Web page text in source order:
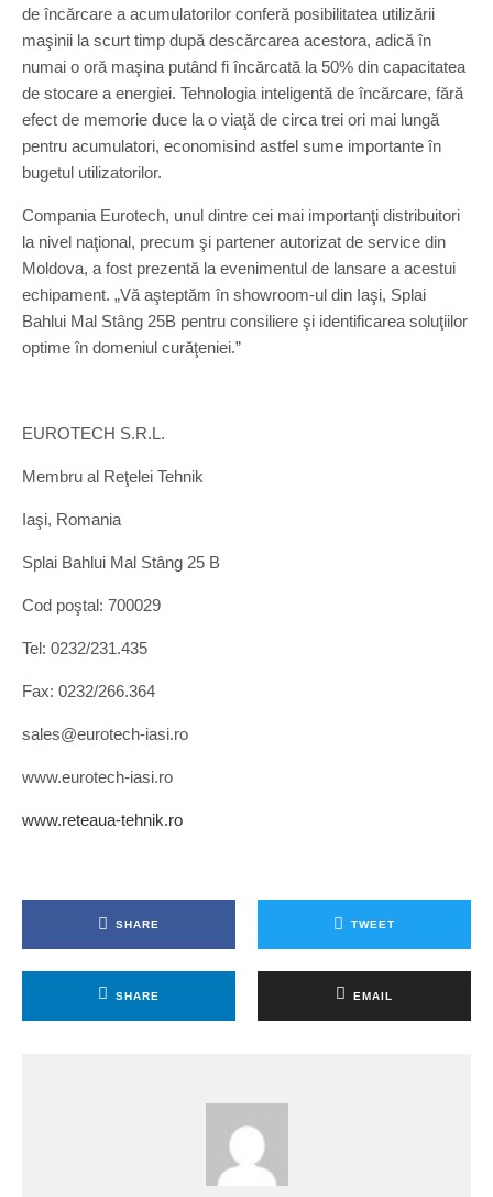
de încărcare a acumulatorilor conferă posibilitatea utilizării
maşinii la scurt timp după descărcarea acestora, adică în
numai o oră maşina putând fi încărcată la 50% din capacitatea
de stocare a energiei. Tehnologia inteligentă de încărcare, fără
efect de memorie duce la o viaţă de circa trei ori mai lungă
pentru acumulatori, economisind astfel sume importante în
bugetul utilizatorilor.
Compania Eurotech, unul dintre cei mai importanţi distribuitori
la nivel naţional, precum şi partener autorizat de service din
Moldova, a fost prezentă la evenimentul de lansare a acestui
echipament. „Vă aşteptăm în showroom-ul din Iaşi, Splai
Bahlui Mal Stâng 25B pentru consiliere şi identificarea soluţiilor
optime în domeniul curăţeniei.”
EUROTECH S.R.L.
Membru al Reţelei Tehnik
Iaşi, Romania
Splai Bahlui Mal Stâng 25 B
Cod poştal: 700029
Tel: 0232/231.435
Fax: 0232/266.364
sales@eurotech-iasi.ro
www.eurotech-iasi.ro
www.reteaua-tehnik.ro
SHARE TWEET
SHARE EMAIL